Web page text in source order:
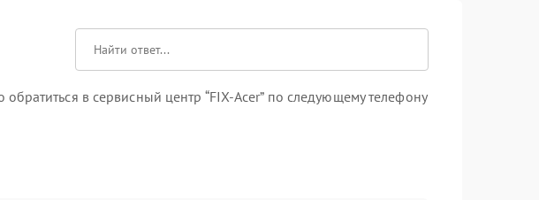
в сервисный центр “FIX-Acer” по следующему телефону